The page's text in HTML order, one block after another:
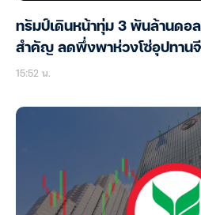
ทรัมป์เดินหน้าทุ่ม 3 พันล้านดอ
สำคัญ ลดพึ่งพาห่วงโซ่อุปทาน
15:52 น.